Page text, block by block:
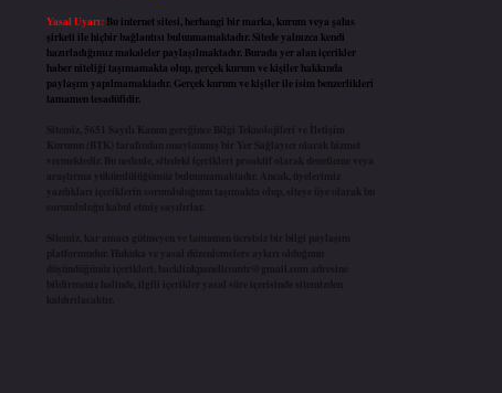
Yasal Uyarı: Bu internet sitesi, herhangi bir marka, kurum veya şahıs
şirketi ile hiçbir bağlantısı bulunmamaktadır. Sitede yalnızca kendi
hazırladığımız makaleler paylaşılmaktadır. Burada yer alan içerikler
haber niteliği taşımamakta olup, gerçek kurum ve kişiler hakkında
paylaşım yapılmamaktadır. Gerçek kurum ve kişiler ile isim benzerlikleri
tamamen tesadüfidir.
Sitemiz, 5651 Sayılı Kanun gereğince Bilgi Teknolojileri ve İletişim
Kurumu (BTK) tarafından onaylanmış bir Yer Sağlayıcı olarak hizmet
vermektedir. Bu nedenle, sitedeki içerikleri proaktif olarak denetleme veya
araştırma yükümlülüğümüz bulunmamaktadır. Ancak, üyelerimiz
yazdıkları içeriklerin sorumluluğunu taşımakta olup, siteye üye olarak bu
sorumluluğu kabul etmiş sayılırlar.
Sitemiz, kar amacı gütmeyen ve tamamen ücretsiz bir bilgi paylaşım
platformudur. Hukuka ve yasal düzenlemelere aykırı olduğunu
düşündüğünüz içerikleri, backlinkpanelicomtr@gmail.com adresine
bildirmeniz halinde, ilgili içerikler yasal süre içerisinde sitemizden
kaldırılacaktır.